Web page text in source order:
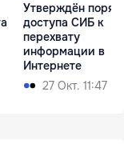
Утверждён
доступа СИБ к
перехвату
информации в
Интернете
27 Окт. 11:47